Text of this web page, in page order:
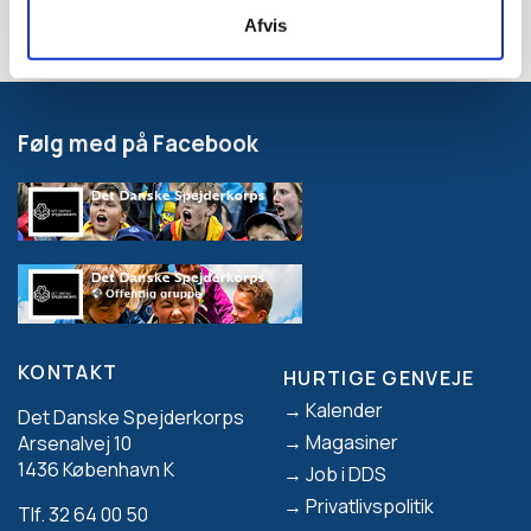
Afvis
Følg med på Facebook
KONTAKT
Det Danske Spejderkorps
Arsenalvej 10
1436 København K
Tlf. 32 64 00 50
Footer
HURTIGE GENVEJE
Kalender
Magasiner
Job i DDS
Privatlivspolitik